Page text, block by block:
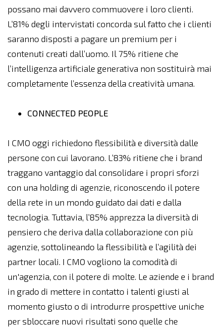
possano mai davvero commuovere i loro clienti.
L’81% degli intervistati concorda sul fatto che i clienti
saranno disposti a pagare un premium per i
contenuti creati dall’uomo. Il 75% ritiene che
l’intelligenza artificiale generativa non sostituirà mai
completamente l’essenza della creatività umana.
CONNECTED PEOPLE
I CMO oggi richiedono flessibilità e diversità dalle
persone con cui lavorano. L’83% ritiene che i brand
traggano vantaggio dal consolidare i propri sforzi
con una holding di agenzie, riconoscendo il potere
della rete in un mondo guidato dai dati e dalla
tecnologia. Tuttavia, l’85% apprezza la diversità di
pensiero che deriva dalla collaborazione con più
agenzie, sottolineando la flessibilità e l’agilità dei
partner locali. I CMO vogliono la comodità di
un'agenzia, con il potere di molte. Le aziende e i brand
in grado di mettere in contatto i talenti giusti al
momento giusto o di introdurre prospettive uniche
per sbloccare nuovi risultati sono quelle che